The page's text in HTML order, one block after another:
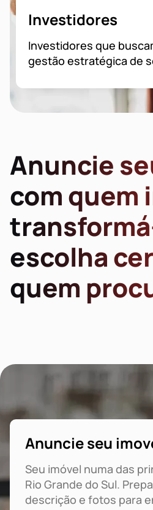
Investidores
Investidores que
gestão estratégica de
Anuncie
com quem
escolha
quem
Anuncie seu
Seu imóvel numa das
Rio Grande do Sul.
descrição e fotos para